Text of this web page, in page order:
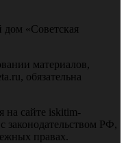
«Советская
материалов,
обязательна
на сайте iskitim-
законодательством РФ,
правах.